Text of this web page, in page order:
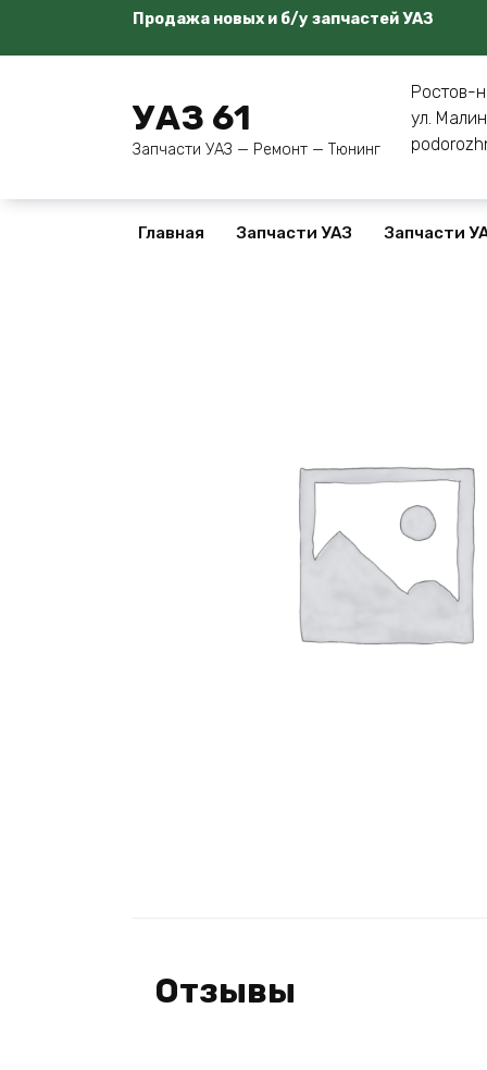
Продажа новых и б/у запчастей УАЗ
УАЗ 61
Запчасти УАЗ — Ремонт — Тюнинг
Ростов-
ул.
Главная Запчасти УАЗ Запчасти
Отзывы